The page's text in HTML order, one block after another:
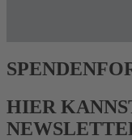
HIER